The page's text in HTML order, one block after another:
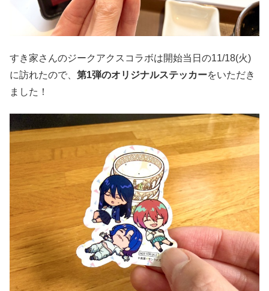
すき家さんのジークアクスコラボは開始当日の11/18(火)
に訪れたので、 第1弾のオリジナルステッカーをいただき
ました！